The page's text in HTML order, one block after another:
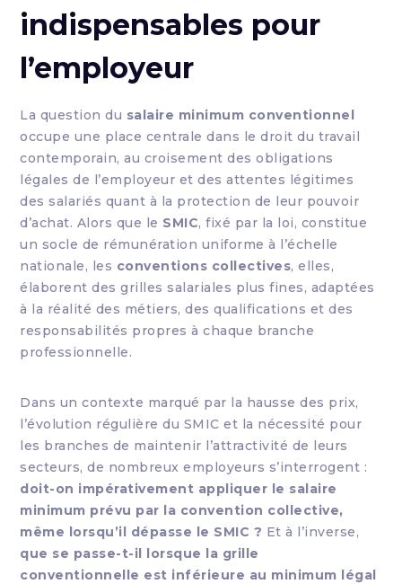
indispensables pour
l’employeur
La question du salaire minimum conventionnel
occupe une place centrale dans le droit du travail
contemporain, au croisement des obligations
légales de l’employeur et des attentes légitimes
des salariés quant à la protection de leur pouvoir
d’achat. Alors que le SMIC, fixé par la loi, constitue
un socle de rémunération uniforme à l’échelle
nationale, les conventions collectives, elles,
élaborent des grilles salariales plus fines, adaptées
à la réalité des métiers, des qualifications et des
responsabilités propres à chaque branche
professionnelle.
Dans un contexte marqué par la hausse des prix,
l’évolution régulière du SMIC et la nécessité pour
les branches de maintenir l’attractivité de leurs
secteurs, de nombreux employeurs s’interrogent :
doit-on impérativement appliquer le salaire
minimum prévu par la convention collective,
même lorsqu’il dépasse le SMIC ? Et à l’inverse,
que se passe-t-il lorsque la grille
conventionnelle est inférieure au minimum légal